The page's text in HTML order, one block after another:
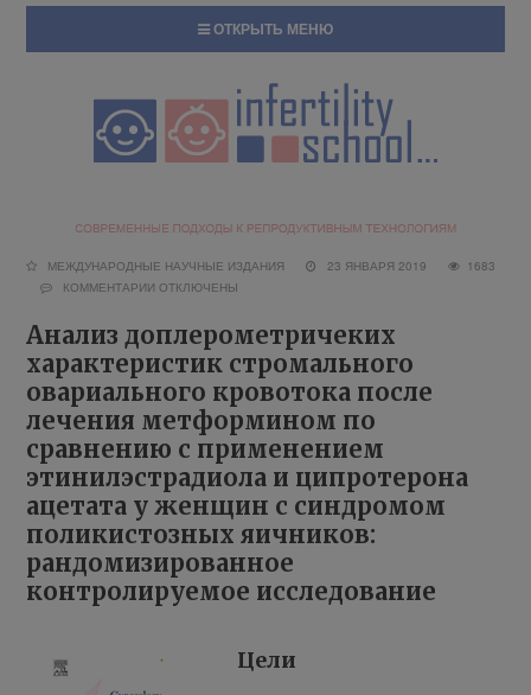
ОТКРЫТЬ МЕНЮ
МЕЖДУНАРОДНЫЕ НАУЧНЫЕ ИЗДАНИЯ 23 ЯНВАРЯ 2019
1683
КОММЕНТАРИИ ОТКЛЮЧЕНЫ
Анализ доплерометричеких
характеристик стромального
овариального кровотока после
лечения метформином по
сравнению с применением
этинилэстрадиола и ципротерона
ацетата у женщин с синдромом
поликистозных яичников:
рандомизированное
контролируемое исследование
Цели